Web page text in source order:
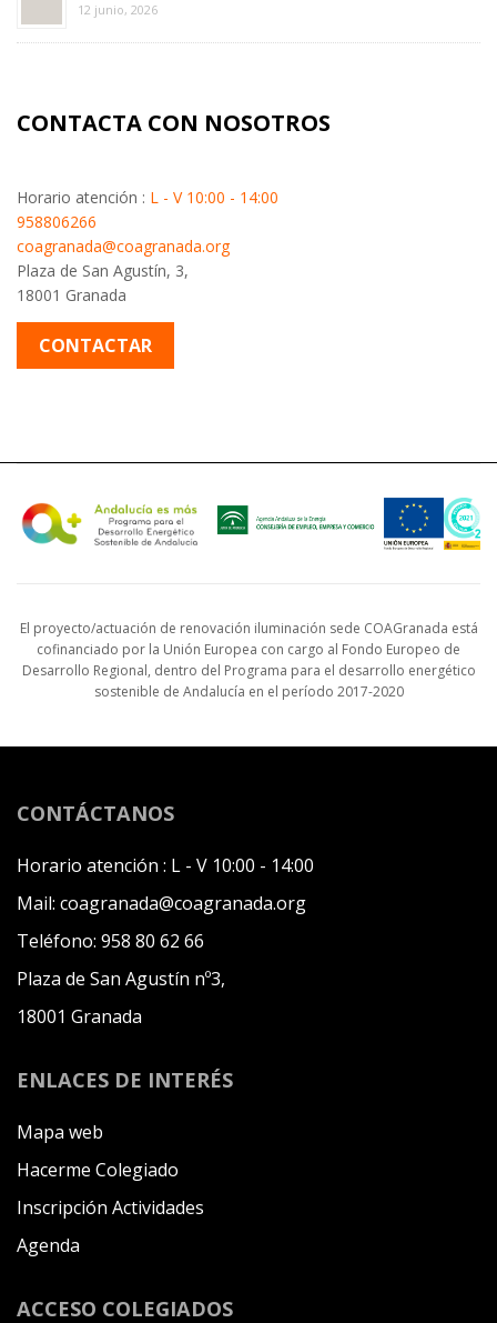
12 junio, 2026
CONTACTA CON NOSOTROS
Horario atención : L - V 10:00 - 14:00
958806266
coagranada@coagranada.org
Plaza de San Agustín, 3,
18001 Granada
CONTACTAR
El proyecto/actuación de renovación iluminación sede COAGranada está
cofinanciado por la Unión Europea con cargo al Fondo Europeo de
Desarrollo Regional, dentro del Programa para el desarrollo energético
sostenible de Andalucía en el período 2017-2020
CONTÁCTANOS
Horario atención : L - V 10:00 - 14:00
Mail: coagranada@coagranada.org
Teléfono: 958 80 62 66
Plaza de San Agustín nº3,
18001 Granada
ENLACES DE INTERÉS
Mapa web
Hacerme Colegiado
Inscripción Actividades
Agenda
ACCESO COLEGIADOS